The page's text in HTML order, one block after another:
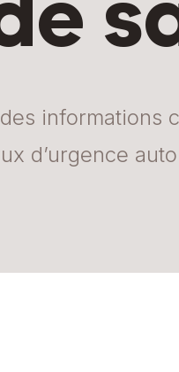
informations
d’urgence